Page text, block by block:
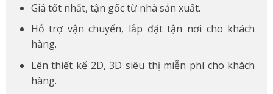
Giá tốt nhất, tận gốc từ nhà sản xuất.
Hỗ trợ vận chuyển, lắp đặt tận nơi cho khách
hàng.
Lên thiết kế 2D, 3D siêu thị miễn phí cho khách
hàng.